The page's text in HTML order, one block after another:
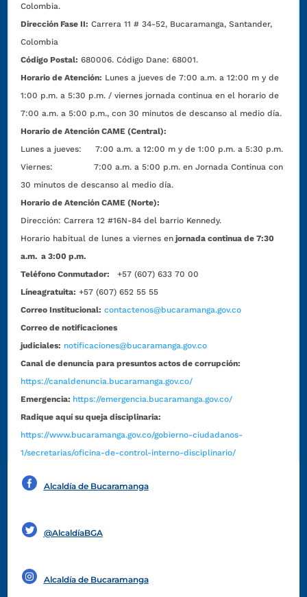
Colombia.
Dirección Fase II: Carrera 11 # 34-52, Bucaramanga, Santander,
Colombia
Código Postal: 680006. Código Dane: 68001.
Horario de Atención: Lunes a jueves de 7:00 a.m. a 12:00 m y de
1:00 p.m. a 5:30 p.m. / viernes jornada continua en el horario de
7:00 a.m. a 5:00 p.m., con 30 minutos de descanso al medio día.
Horario de Atención CAME (Central):
Lunes a jueves: 7:00 a.m. a 12:00 m y de 1:00 p.m. a 5:30 p.m.
Viernes: 7:00 a.m. a 5:00 p.m. en Jornada Continua con
30 minutos de descanso al medio día.
Horario de Atención CAME (Norte):
Dirección:Carrera 12 #16N-84 del barrio Kennedy.
Horario habitual de lunes a viernes en jornada continua de 7:30
a.m. a 3:00 p.m.
Teléfono Conmutador:
+57 (607) 633 70 00
Líneagratuita: +57 (607) 652 55 55
Correo Institucional: contactenos@bucaramanga.gov.co
Correo de notificaciones
judiciales: notificaciones@bucaramanga.gov.co
Canal de denuncia para presuntos actos de corrupción:
https://canaldenuncia.bucaramanga.gov.co/
Emergencia: https://emergencia.bucaramanga.gov.co/
Radique aquí su queja disciplinaria:
https://www.bucaramanga.gov.co/gobierno-ciudadanos-
1/secretarias/oficina-de-control-interno-disciplinario/
Alcaldía de Bucaramanga
@AlcaldíaBGA
Alcaldía de Bucaramanga